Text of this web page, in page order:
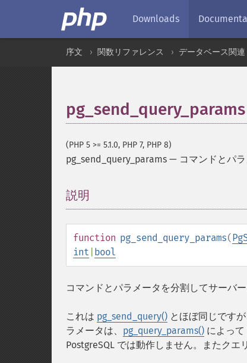
Downloads
序文 関数リファレンス データベース関連
pg_send_query_params
(PHP 5 >= 5.1.0, PHP 7, PHP 8)
pg_send_query_params — コマンドとパ
説明
function pg_send_query_params(
int bool
コマンドとパラメータを分割してサーバ
これは pg_send_query() とほぼ同じです
ラメータは、 pg_query_params() によって
PostgreSQL では動作しません。またクエ